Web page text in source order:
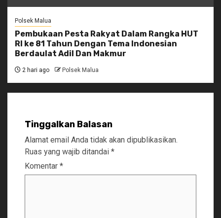
Polsek Malua
Pembukaan Pesta Rakyat Dalam Rangka HUT
RI ke 81 Tahun Dengan Tema Indonesian
Berdaulat Adil Dan Makmur
2 hari ago Polsek Malua
Tinggalkan Balasan
Alamat email Anda tidak akan dipublikasikan.
Ruas yang wajib ditandai *
Komentar *